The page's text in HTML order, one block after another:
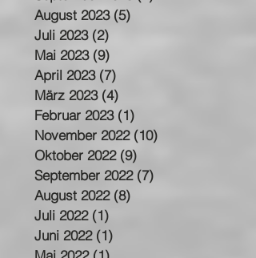
Oktober 2023 (8) 8 Beiträge
September 2023
August 2023
Juli 2023 (2)2 Beiträge
Mai 2023 (9) 9 Beiträge
April 2023 (7)7 Beiträge
März 2023
(4)4 Beiträge
Februar 2023 (1)1 Beitrag
November 2022 (10)
Oktober 2022 (9) 9 Beiträge
September 2022
August 2022
Juli 2022 (1)1 Beitrag